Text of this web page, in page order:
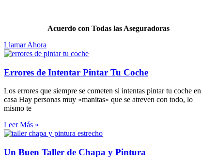
Acuerdo con Todas las Aseguradoras
Llamar Ahora
Errores de Intentar Pintar Tu Coche
Los errores que siempre se cometen si intentas pintar tu coche en
casa Hay personas muy «manitas» que se atreven con todo, lo
mismo te
Leer Más »
Un Buen Taller de Chapa y Pintura